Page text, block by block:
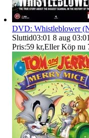
DVD: Whistleblower
Sluttid03:01 8 aug 03:01
Pris:59 kr,Eller Köp nu